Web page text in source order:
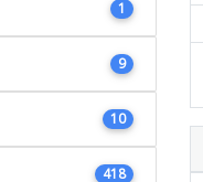
1
9
10
418